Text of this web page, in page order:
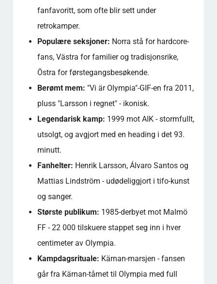
fanfavoritt, som ofte blir sett under
retrokamper.
Populære seksjoner: Norra stå for hardcore-
fans, Västra for familier og tradisjonsrike,
Östra for førstegangsbesøkende.
Berømt mem: "Vi är Olympia"-GIF-en fra 2011,
pluss "Larsson i regnet" - ikonisk.
Legendarisk kamp: 1999 mot AIK - stormfullt,
utsolgt, og avgjort med en heading i det 93.
minutt.
Fanhelter: Henrik Larsson, Álvaro Santos og
Mattias Lindström - udødeliggjort i tifo-kunst
og sanger.
Største publikum: 1985-derbyet mot Malmö
FF - 22 000 tilskuere stappet seg inn i hver
centimeter av Olympia.
Kampdagsrituale: Kärnan-marsjen - fansen
går fra Kärnan-tårnet til Olympia med full